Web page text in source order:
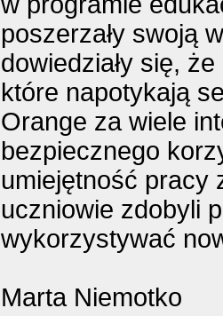
poszerzały swoją
dowiedziały się,
które napotykają
Orange za wiele
bezpiecznego
umiejętność pracy
uczniowie zdobyli
wykorzystywać
Marta Niemotko